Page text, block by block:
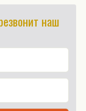
наш